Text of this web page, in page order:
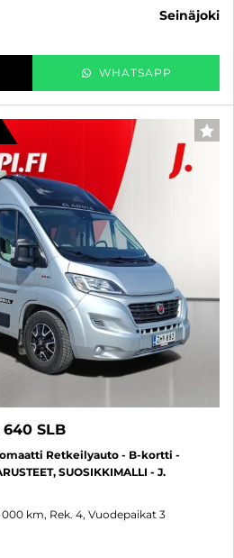
seinäjoki
WHATSAPP
SLB
Retkeilyauto - B-kortti -
SUOSIKKIMALLI - J.
km, Rek. 4, Vuodepaikat 3